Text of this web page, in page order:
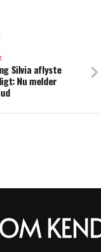
Harry
Silvia aflyste
Nu melder